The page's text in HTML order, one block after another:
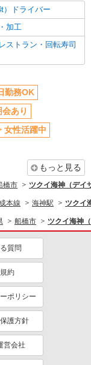
族・役職・インセン
由
～）活躍中
得実績あり
）ドライバー
加工
ストラン・回転寿司
勤務OK
あり
女性活躍中
もっと見る
橋市 ツクイ海神（デイ
本線 海神駅 ツクイ
船橋市 ツクイ海神
質問
約
ポリシー
護方針
営会社